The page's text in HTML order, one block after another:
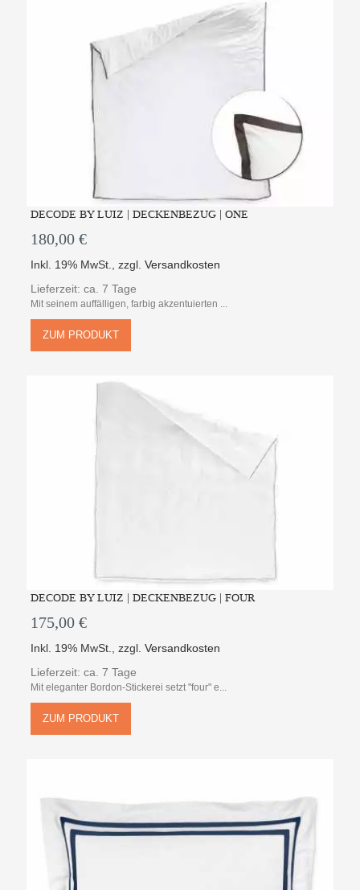
DECODE BY LUIZ | DECKENBEZUG | ONE
180,00 €
Inkl. 19% MwSt.,zzgl.Versandkosten
Lieferzeit: ca. 7 Tage
Mit seinem auffälligen, farbig akzentuierten ...
ZUM PRODUKT
DECODE BY LUIZ | DECKENBEZUG | FOUR
175,00 €
Inkl. 19% MwSt. ,zzgl.Versandkosten
Lieferzeit: ca. 7 Tage
Mit eleganter Bordon-Stickerei setzt "four" e...
ZUM PRODUKT